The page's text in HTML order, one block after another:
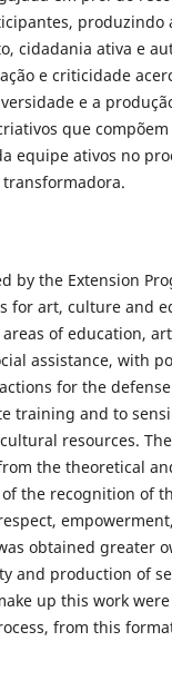
produzindo
cidadania ativa e
e criticidade
e a
que
equipe ativos no
by the Extension
for art, culture and
of education,
assistance, with
for the
training and to
resources.
the theoretical
the recognition of
obtained greater
and production of
up this work
from this